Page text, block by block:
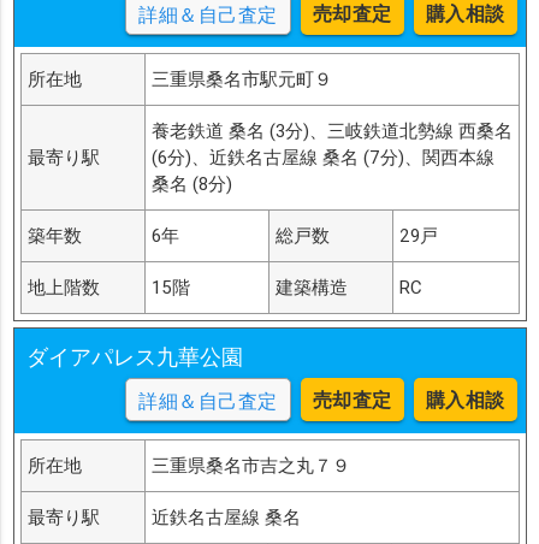
詳細＆自己査定 売却査定 購入相談
所在地 三重県桑名市駅元町９
最寄り駅
養老鉄道 桑名 (3分)、三岐鉄道北勢線 西桑名
(6分)、近鉄名古屋線 桑名 (7分)、関西本線
桑名 (8分)
築年数 6年 総戸数 29戸
地上階数 15階 建築構造 RC
ダイアパレス九華公園
詳細＆自己査定 売却査定 購入相談
所在地 三重県桑名市吉之丸７９
最寄り駅 近鉄名古屋線 桑名